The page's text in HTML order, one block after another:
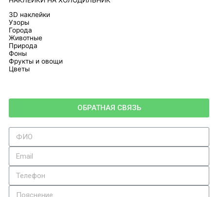
3D наклейки
Узоры
Города
Животные
Природа
Фоны
Фрукты и овощи
Цветы
ОБРАТНАЯ СВЯЗЬ